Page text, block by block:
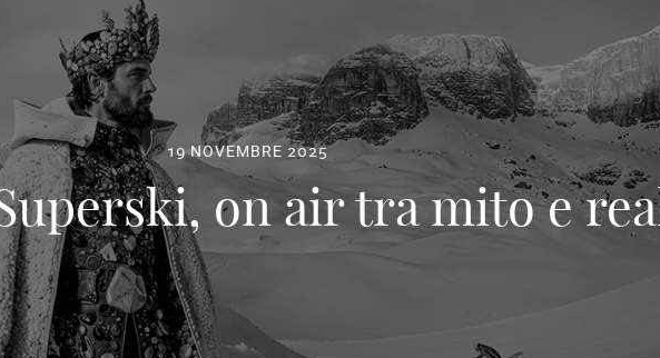
19 NOVEMBRE 2025
on air tra mito e